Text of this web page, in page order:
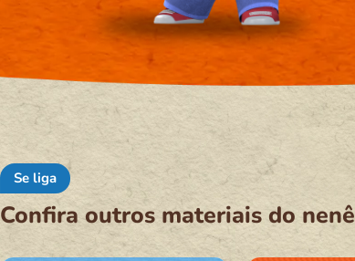
Se liga
Confira outros materiais do nenê